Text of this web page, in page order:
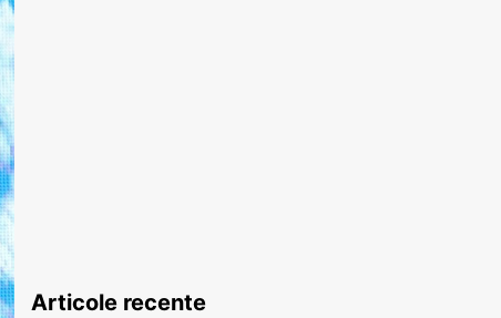
Articole recente